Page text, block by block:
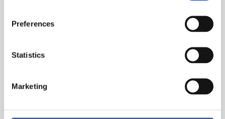
Preferences
Statistics
Marketing
Árbitro:Alberola Rojas. Ha amonestado a los locales
visitantes Zubeldia, Illarra y Take.